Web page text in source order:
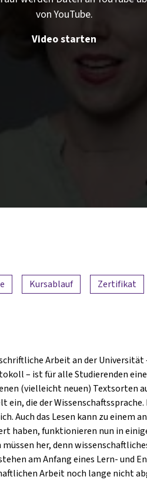
von YouTube.
Video starten
Kursablauf Zertifikat
Arbeit an der Universität
– ist für alle Studierenden
(vielleicht neuen) Textsorten
ein, die der
Auch das Lesen kann zu einem
haben, funktionieren nun in
müssen her, denn
am Anfang eines Lern- und
Arbeit noch lange nicht